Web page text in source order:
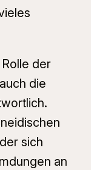
der
die
sich
an